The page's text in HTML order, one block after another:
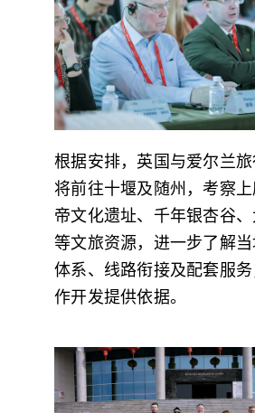
根据安排，英国与爱尔兰
将前往十堰及随州，考察
帝文化遗址、千年银杏谷
等文旅资源，进一步了解
体系、线路衔接及配套服
作开发提供依据。